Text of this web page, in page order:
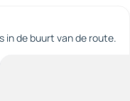
in de buurt van de route.